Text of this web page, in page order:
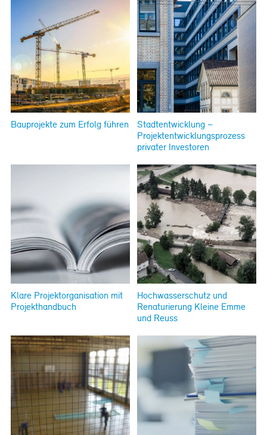
Bauprojekte zum Erfolg führen
Stadtentwicklung –
Projektentwicklungsprozess
privater Investoren
Klare Projektorganisation mit
Projekthandbuch
Hochwasserschutz und
Renaturierung Kleine Emme
und Reuss